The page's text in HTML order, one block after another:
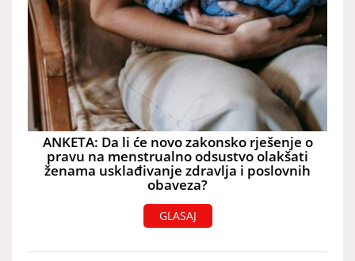
ANKETA: Da li će novo zakonsko rješenje o
pravu na menstrualno odsustvo olakšati
ženama usklađivanje zdravlja i poslovnih
obaveza?
GLASAJ